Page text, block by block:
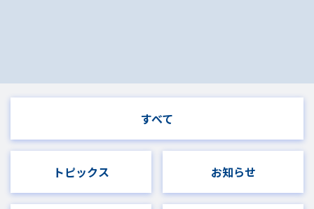
すべて
トピックス お知らせ